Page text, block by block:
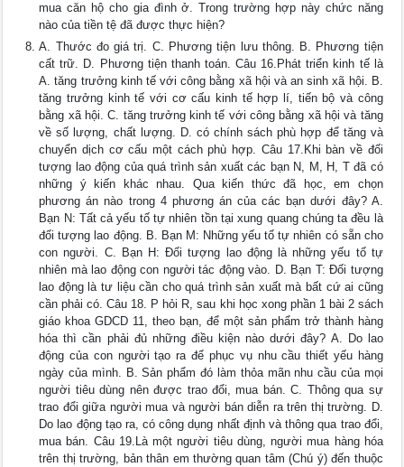
mua căn hộ cho gia đình ở. Trong trường hợp này chức năng
nào của tiền tệ đã được thực hiện?
A. Thước đo giá trị. C. Phương tiện lưu thông. B. Phương tiện
cất trữ. D. Phương tiện thanh toán. Câu 16.Phát triển kinh tế là
A. tăng trưởng kinh tế với công bằng xã hội và an sinh xã hội. B.
tăng trưởng kinh tế với cơ cấu kinh tế hợp lí, tiến bộ và công
bằng xã hội. C. tăng trưởng kinh tế với công bằng xã hội và tăng
về số lượng, chất lượng. D. có chính sách phù hợp để tăng và
chuyển dịch cơ cấu một cách phù hợp. Câu 17.Khi bàn về đối
tượng lao động của quá trình sản xuất các bạn N, M, H, T đã có
những ý kiến khác nhau. Qua kiến thức đã học, em chọn
phương án nào trong 4 phương án của các bạn dưới đây? A.
Bạn N: Tất cả yếu tố tự nhiên tồn tại xung quang chúng ta đều là
đối tượng lao động. B. Bạn M: Những yếu tố tự nhiên có sẵn cho
con người. C. Bạn H: Đối tượng lao động là những yếu tố tự
nhiên mà lao động con người tác động vào. D. Bạn T: Đối tượng
lao động là tư liệu cần cho quá trình sản xuất mà bất cứ ai cũng
cần phải có. Câu 18. P hỏi R, sau khi học xong phần 1 bài 2 sách
giáo khoa GDCD 11, theo bạn, để một sản phẩm trở thành hàng
hóa thì cần phải đủ những điều kiện nào dưới đây? A. Do lao
động của con người tạo ra để phục vụ nhu cầu thiết yếu hàng
ngày của mình. B. Sản phẩm đó làm thỏa mãn nhu cầu của mọi
người tiêu dùng nên được trao đổi, mua bán. C. Thông qua sự
trao đổi giữa người mua và người bán diễn ra trên thị trường. D.
Do lao động tạo ra, có công dụng nhất định và thông qua trao đổi,
mua bán. Câu 19.Là một người tiêu dùng, người mua hàng hóa
trên thị trường, bản thân em thường quan tâm (Chú ý) đến thuộc